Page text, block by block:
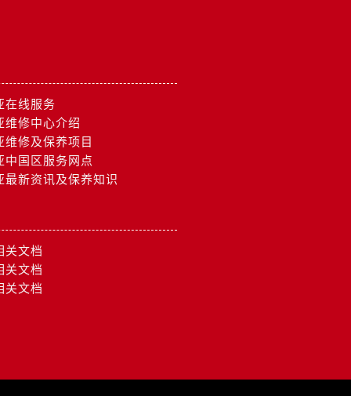
在线服务
维修中心介绍
维修及保养项目
中国区服务网点
最新资讯及保养知识
关文档
关文档
关文档